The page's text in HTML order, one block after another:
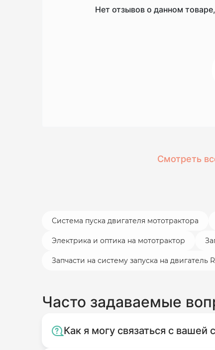
Нет отзывов о данном
Смотреть
Система пуска двигателя мототрактора
Электрика и оптика на мототрактор
Запчасти на систему запуска на двигатель
Часто задаваемые
Как я могу связаться с